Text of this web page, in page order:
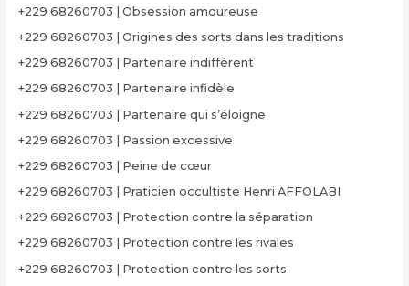
+229 68260703 | Obsession amoureuse
+229 68260703 | Origines des sorts dans les traditions
+229 68260703 | Partenaire indifférent
+229 68260703 | Partenaire infidèle
+229 68260703 | Partenaire qui s’éloigne
+229 68260703 | Passion excessive
+229 68260703 | Peine de cœur
+229 68260703 | Praticien occultiste Henri AFFOLABI
+229 68260703 | Protection contre la séparation
+229 68260703 | Protection contre les rivales
+229 68260703 | Protection contre les sorts